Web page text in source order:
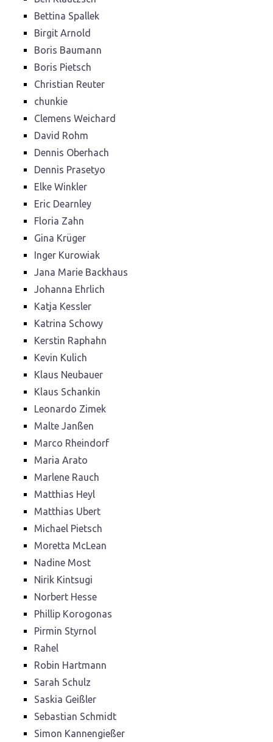
Bettina Spallek
Birgit Arnold
Boris Baumann
Boris Pietsch
Christian Reuter
chunkie
Clemens Weichard
David Rohm
Dennis Oberhach
Dennis Prasetyo
Elke Winkler
Eric Dearnley
Floria Zahn
Gina Krüger
Inger Kurowiak
Jana Marie Backhaus
Johanna Ehrlich
Katja Kessler
Katrina Schowy
Kerstin Raphahn
Kevin Kulich
Klaus Neubauer
Klaus Schankin
Leonardo Zimek
Malte Janßen
Marco Rheindorf
Maria Arato
Marlene Rauch
Matthias Heyl
Matthias Ubert
Michael Pietsch
Moretta McLean
Nadine Most
Nirik Kintsugi
Norbert Hesse
Phillip Korogonas
Pirmin Styrnol
Rahel
Robin Hartmann
Sarah Schulz
Saskia Geißler
Sebastian Schmidt
Simon Kannengießer